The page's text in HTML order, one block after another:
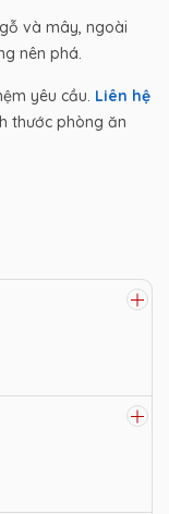
và mây, ngoài
nên phá.
yêu cầu. Liên hệ
thước phòng ăn